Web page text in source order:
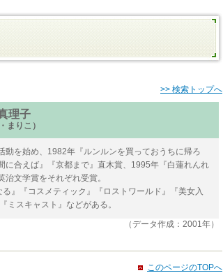
>> 検索トップへ
理子
まりこ）
を始め、1982年『ルンルンを買っておうちに帰ろ
合えば』『京都まで』直木賞、1995年『白蓮れんれ
文学賞をそれぞれ受賞。
』『コスメティック』『ロストワールド』『美女入
ミスキャスト』などがある。
（データ作成：2001年）
このページのTOPへ